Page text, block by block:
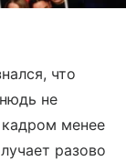
что
не
кадром менее
разово